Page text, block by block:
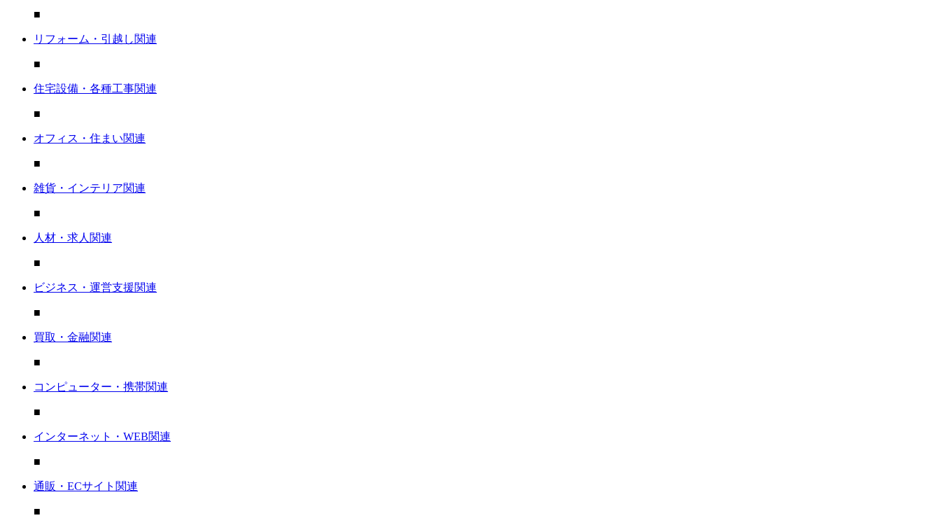
■
リフォーム・引越し関連
■
住宅設備・各種工事関連
■
オフィス・住まい関連
■
雑貨・インテリア関連
■
人材・求人関連
■
ビジネス・運営支援関連
■
買取・金融関連
■
コンピューター・携帯関連
■
インターネット・WEB関連
■
通販・ECサイト関連
■